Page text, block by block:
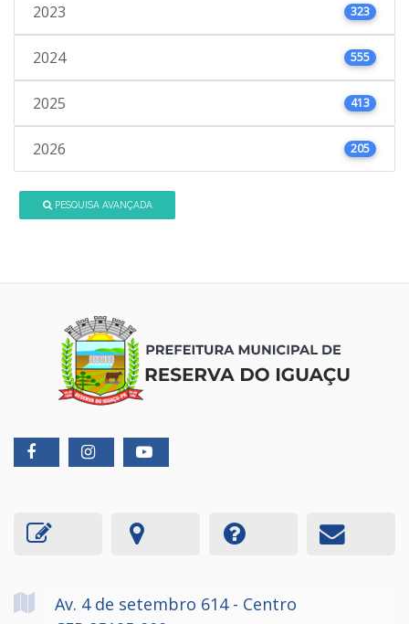
2023 323
2024 555
2025 413
2026 205
PESQUISA AVANÇADA
Av. 4 de setembro 614 - Centro